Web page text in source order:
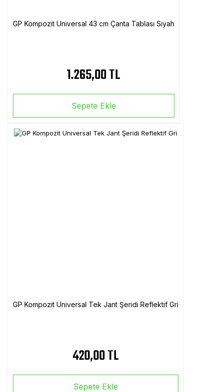
GP Kompozit Universal 43 cm Çanta Tablası Siyah
1.265,00 TL
Sepete Ekle
GP Kompozit Universal Tek Jant Şeridi Reflektif Gri
420,00 TL
Sepete Ekle